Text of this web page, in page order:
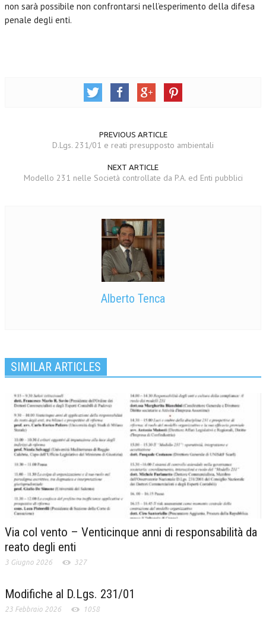
non sarà possibile non confrontarsi nell’esperimento della difesa
penale degli enti.
PREVIOUS ARTICLE
D.Lgs. 231/01 e reati presupposto ambientali
NEXT ARTICLE
Modello 231 nelle Società controllate da P.A. ed Enti pubblici
Alberto Tenca
SIMILAR ARTICLES
Via col vento – Venticinque anni di responsabilità da
reato degli enti
3 Giugno 2026 327
Modifiche al D.Lgs. 231/01
23 Febbraio 2026 1058